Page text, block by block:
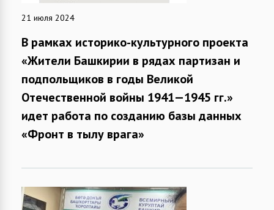
21 июля 2024
В рамках историко-культурного проекта
«Жители Башкирии в рядах партизан и
подпольщиков в годы Великой
Отечественной войны 1941—1945 гг.»
идет работа по созданию базы данных
«Фронт в тылу врага»